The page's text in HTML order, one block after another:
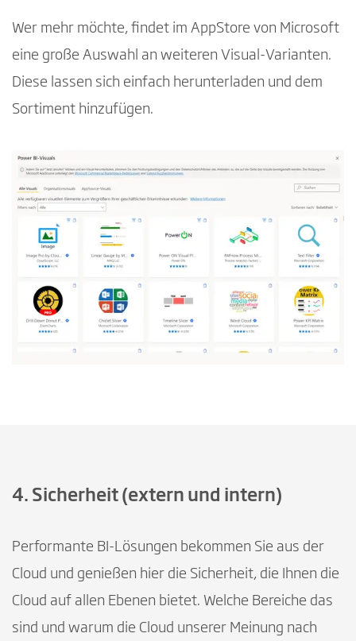
Wer mehr möchte, findet im AppStore von Microsoft
eine große Auswahl an weiteren Visual-Varianten.
Diese lassen sich einfach herunterladen und dem
Sortiment hinzufügen.
4. Sicherheit (extern und intern)
Performante BI-Lösungen bekommen Sie aus der
Cloud und genießen hier die Sicherheit, die Ihnen die
Cloud auf allen Ebenen bietet. Welche Bereiche das
sind und warum die Cloud unserer Meinung nach